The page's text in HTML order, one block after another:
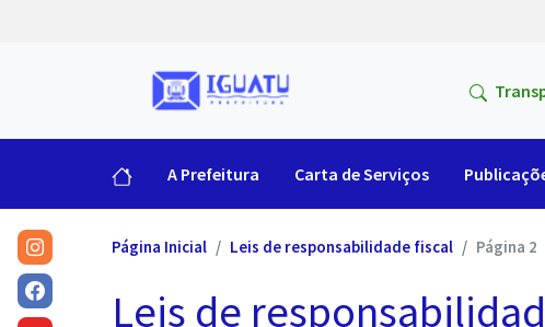
A Prefeitura Carta de Serviços
Página Inicial Leis de responsabilidade fiscal Página 2
Leis de